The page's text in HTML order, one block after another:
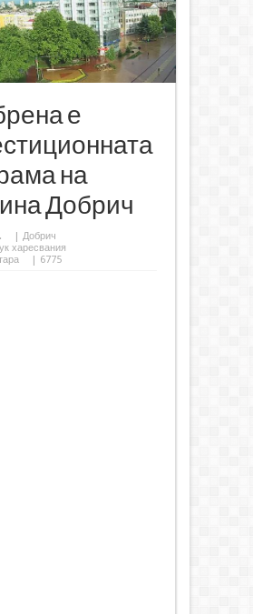
е
на
Добрич
Добрич
харесвания
| 6775